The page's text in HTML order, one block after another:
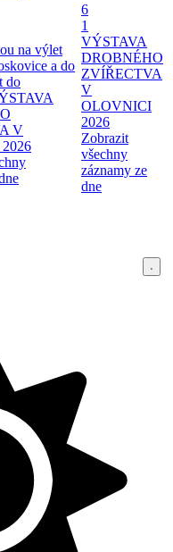
na výlet
a do
do
V
6
1
VÝSTAVA
DROBNÉHO
ZVÍŘECTVA
V
OLOVNICI
2026
Zobrazit
všechny
záznamy ze
dne